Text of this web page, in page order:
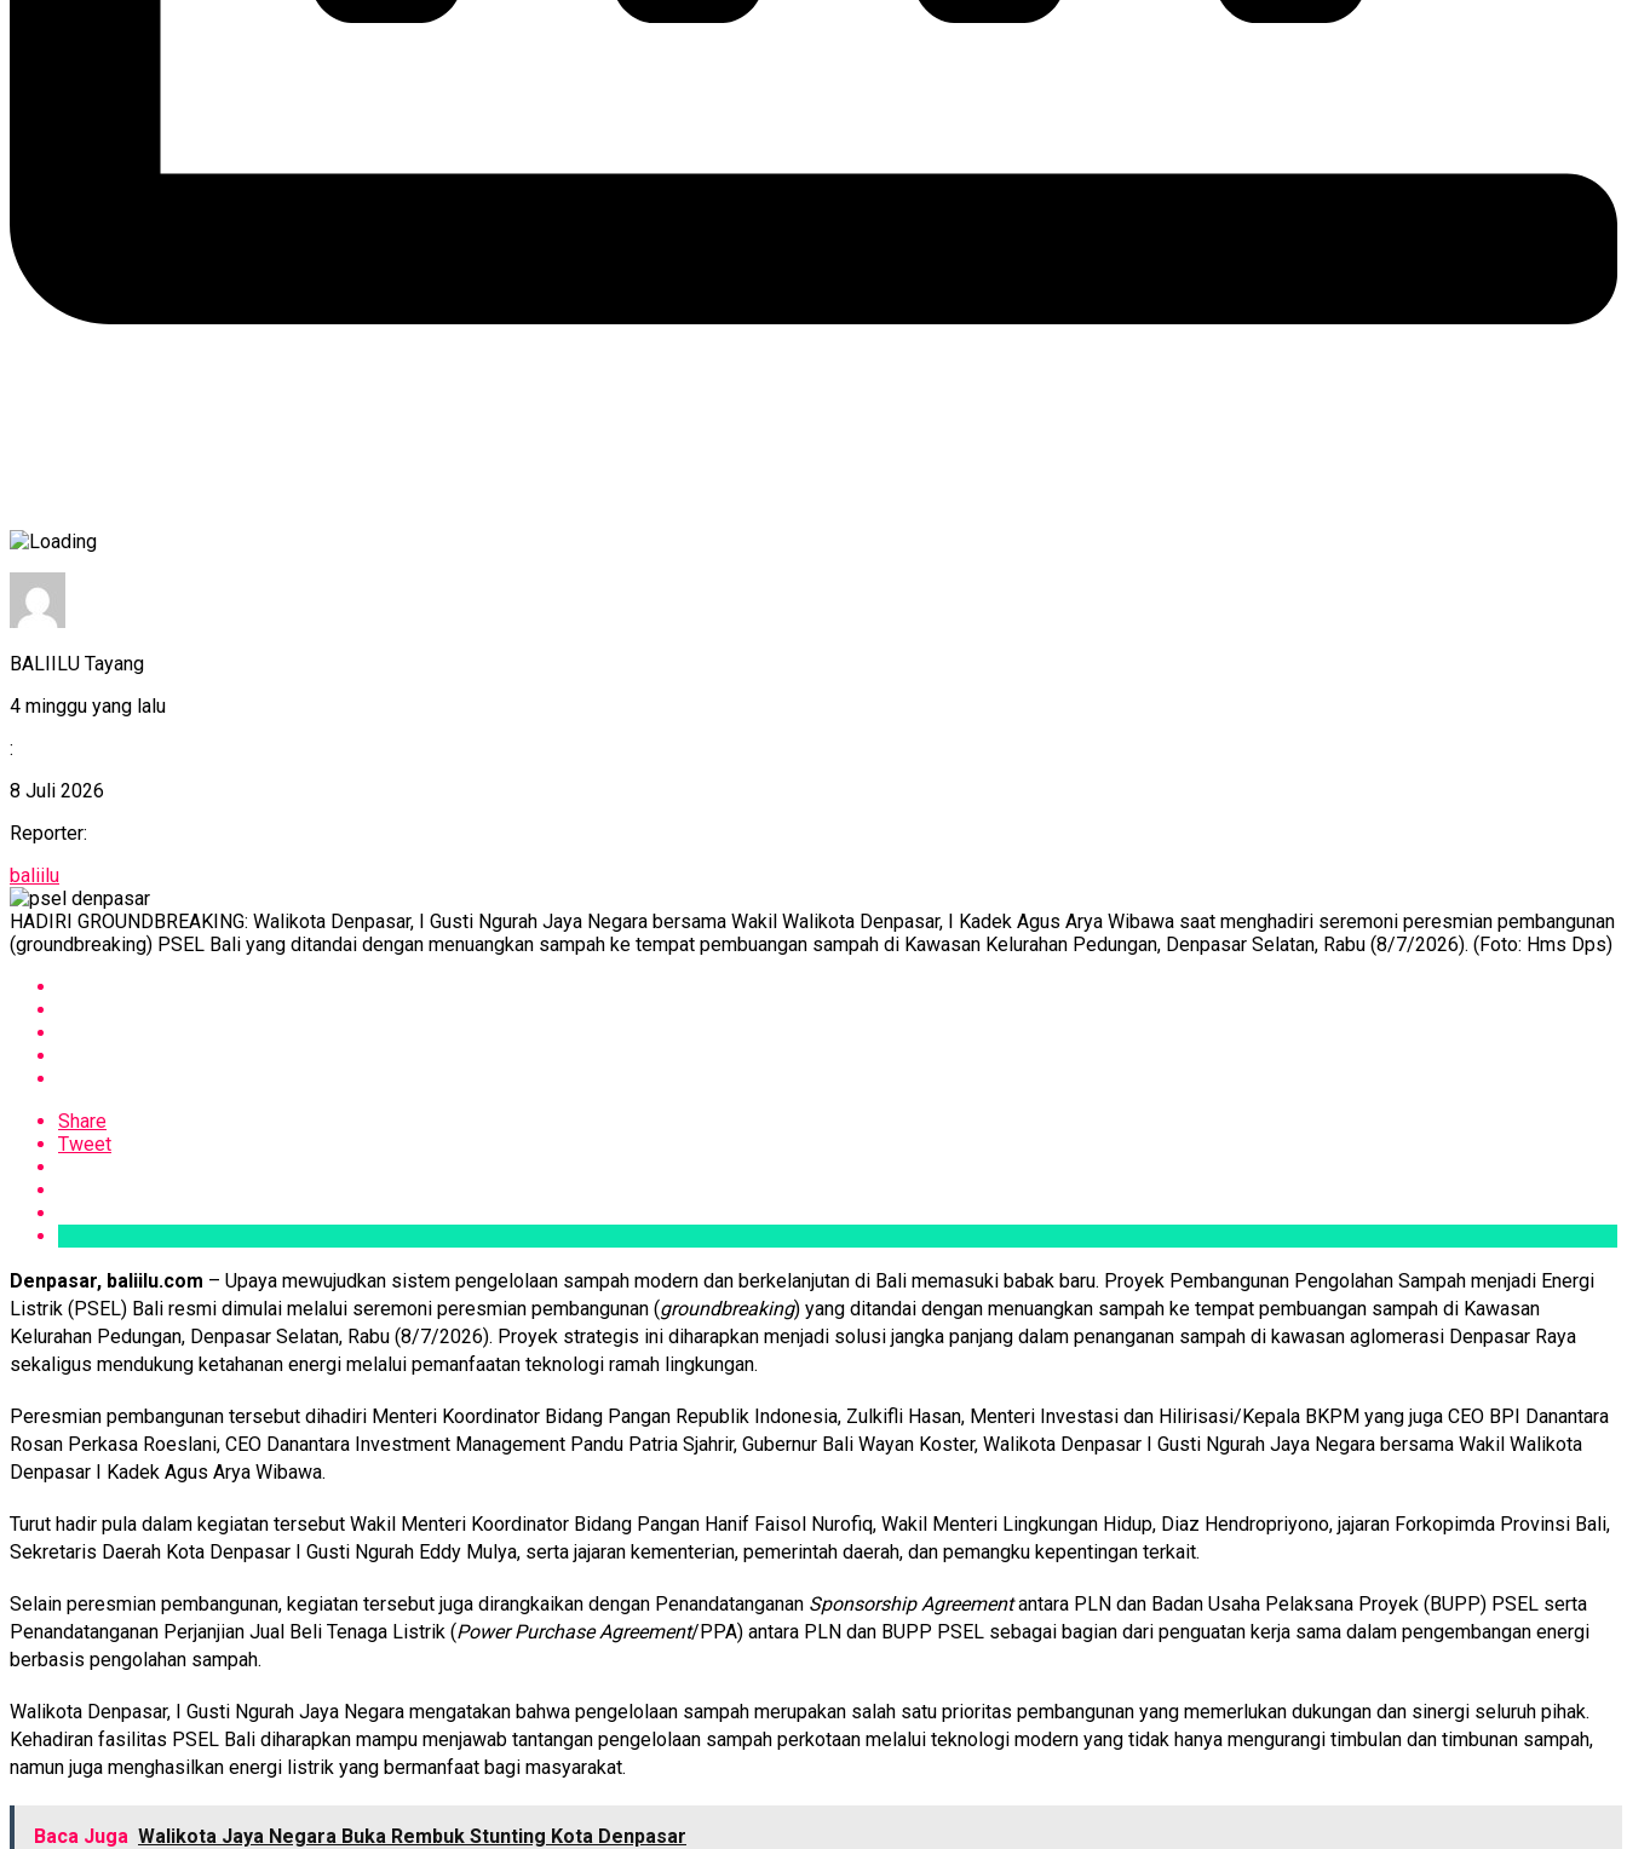
BALIILU Tayang
4 minggu yang lalu
:
8 Juli 2026
Reporter:
baliilu
HADIRI GROUNDBREAKING: Walikota Denpasar, I Gusti Ngurah Jaya Negara bersama Wakil Walikota Denpasar, I Kadek Agus Arya Wibawa saat menghadiri seremoni peresmian pembangunan
(groundbreaking) PSEL Bali yang ditandai dengan menuangkan sampah ke tempat pembuangan sampah di Kawasan Kelurahan Pedungan, Denpasar Selatan, Rabu (8/7/2026). (Foto: Hms Dps)
Share
Tweet
Denpasar, baliilu.com – Upaya mewujudkan sistem pengelolaan sampah modern dan berkelanjutan di Bali memasuki babak baru. Proyek Pembangunan Pengolahan Sampah menjadi Energi
Listrik (PSEL) Bali resmi dimulai melalui seremoni peresmian pembangunan (groundbreaking) yang ditandai dengan menuangkan sampah ke tempat pembuangan sampah di Kawasan
Kelurahan Pedungan, Denpasar Selatan, Rabu (8/7/2026). Proyek strategis ini diharapkan menjadi solusi jangka panjang dalam penanganan sampah di kawasan aglomerasi Denpasar Raya
sekaligus mendukung ketahanan energi melalui pemanfaatan teknologi ramah lingkungan.
Peresmian pembangunan tersebut dihadiri Menteri Koordinator Bidang Pangan Republik Indonesia, Zulkifli Hasan, Menteri Investasi dan Hilirisasi/Kepala BKPM yang juga CEO BPI Danantara
Rosan Perkasa Roeslani, CEO Danantara Investment Management Pandu Patria Sjahrir, Gubernur Bali Wayan Koster, Walikota Denpasar I Gusti Ngurah Jaya Negara bersama Wakil Walikota
Denpasar I Kadek Agus Arya Wibawa.
Turut hadir pula dalam kegiatan tersebut Wakil Menteri Koordinator Bidang Pangan Hanif Faisol Nurofiq, Wakil Menteri Lingkungan Hidup, Diaz Hendropriyono, jajaran Forkopimda Provinsi Bali,
Sekretaris Daerah Kota Denpasar I Gusti Ngurah Eddy Mulya, serta jajaran kementerian, pemerintah daerah, dan pemangku kepentingan terkait.
Selain peresmian pembangunan, kegiatan tersebut juga dirangkaikan dengan Penandatanganan Sponsorship Agreementantara PLN dan Badan Usaha Pelaksana Proyek (BUPP) PSEL serta
Penandatanganan Perjanjian Jual Beli Tenaga Listrik (Power Purchase Agreement/PPA) antara PLN dan BUPP PSEL sebagai bagian dari penguatan kerja sama dalam pengembangan energi
berbasis pengolahan sampah.
Walikota Denpasar, I Gusti Ngurah Jaya Negara mengatakan bahwa pengelolaan sampah merupakan salah satu prioritas pembangunan yang memerlukan dukungan dan sinergi seluruh pihak.
Kehadiran fasilitas PSEL Bali diharapkan mampu menjawab tantangan pengelolaan sampah perkotaan melalui teknologi modern yang tidak hanya mengurangi timbulan dan timbunan sampah,
namun juga menghasilkan energi listrik yang bermanfaat bagi masyarakat.
Baca Juga Walikota Jaya Negara Buka Rembuk Stunting Kota Denpasar